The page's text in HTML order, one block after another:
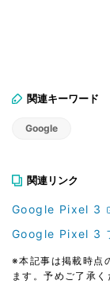
関連キーワード
Google
関連リンク
Google Pixel 3
Google Pixel 3
※本記事は掲載時点
ます。予めご了承く